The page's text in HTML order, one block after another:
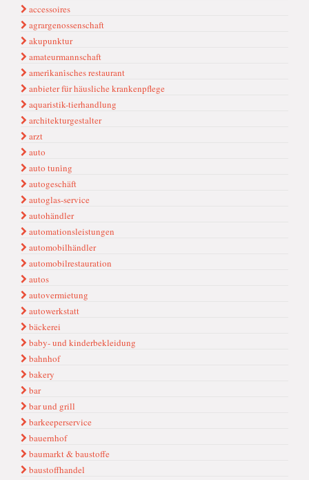
accessoires
agrargenossenschaft
akupunktur
amateurmannschaft
ameri̇kani̇sches restaurant
anbieter für häusliche krankenpflege
aquaristik-tierhandlung
architekturgestalter
arzt
auto
auto tuni̇ng
autogeschäft
autoglas-service
autohändler
automationsleistungen
automobilhändler
automobilrestauration
autos
autovermietung
autowerkstatt
bäckerei
baby- und kinderbekleidung
bahnhof
bakery
bar
bar und grill
barkeeperservice
bauernhof
baumarkt & baustoffe
baustoffhandel